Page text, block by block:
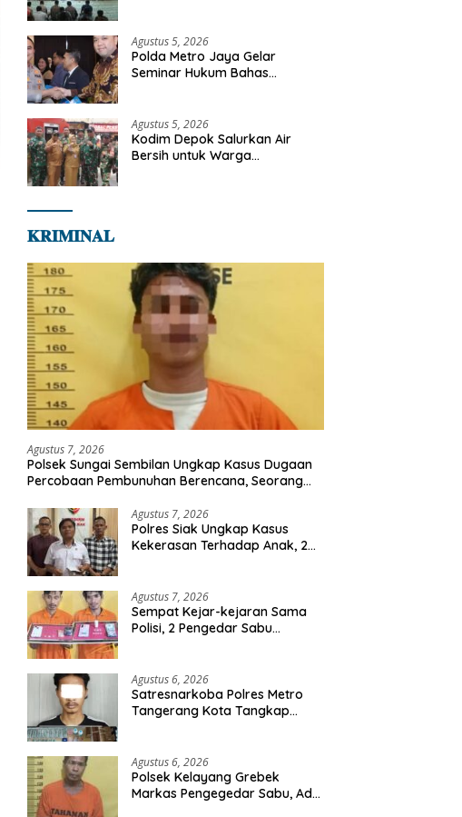
Agustus 5, 2026
Polda Metro Jaya Gelar
Seminar Hukum Bahas
Agustus 5, 2026
Kodim Depok Salurkan Air
Bersih untuk Warga
𝐊𝐑𝐈𝐌𝐈𝐍𝐀𝐋
Agustus 7, 2026
Polsek Sungai Sembilan Ungkap Kasus Dugaan
Percobaan Pembunuhan Berencana, Seorang
Agustus 7, 2026
Polres Siak Ungkap Kasus
Kekerasan Terhadap Anak, 2
Agustus 7, 2026
Sempat Kejar-kejaran Sama
Polisi, 2 Pengedar Sabu
Agustus 6, 2026
Satresnarkoba Polres Metro
Tangerang Kota Tangkap
Hexymer Disita
Agustus 6, 2026
Polsek Kelayang Grebek
Markas Pengegedar Sabu, Ada